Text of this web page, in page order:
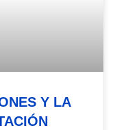
Y LA